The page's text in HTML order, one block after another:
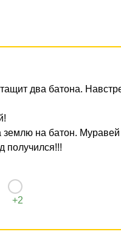
два батона.
землю на батон.
получился!!!
+2